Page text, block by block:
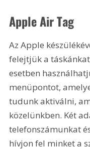
Apple Air Tag
Az Apple
felejtjük a
esetben
menüpontot,
tudunk aktiválni,
közelünkben. Két
telefonszámunkat
hívjon fel minket a